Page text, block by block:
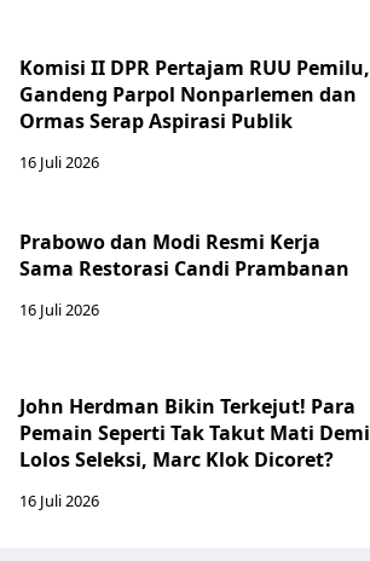
Komisi II DPR Pertajam RUU Pemilu,
Gandeng Parpol Nonparlemen dan
Ormas Serap Aspirasi Publik
16 Juli 2026
Prabowo dan Modi Resmi Kerja
Sama Restorasi Candi Prambanan
16 Juli 2026
John Herdman Bikin Terkejut! Para
Pemain Seperti Tak Takut Mati Demi
Lolos Seleksi, Marc Klok Dicoret?
16 Juli 2026